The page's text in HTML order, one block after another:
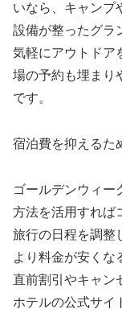
いなら、キャンプ
設備が整ったグラ
気軽にアウトドア
場の予約も埋まり
です。
宿泊費を抑えるた
ゴールデンウィー
方法を活用すれば
旅行の日程を調整
より料金が安くな
直前割引やキャン
ホテルの公式サイ